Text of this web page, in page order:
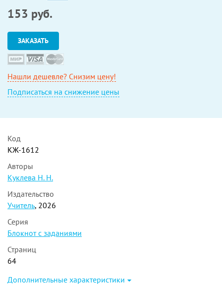
153 руб.
ЗАКАЗАТЬ
Нашли дешевле? Снизим цену!
Подписаться на снижение цены
Код
КЖ-1612
Авторы
Куклева Н. Н.
Издательство
Учитель, 2026
Серия
Блокнот с заданиями
Страниц
64
Дополнительные характеристики